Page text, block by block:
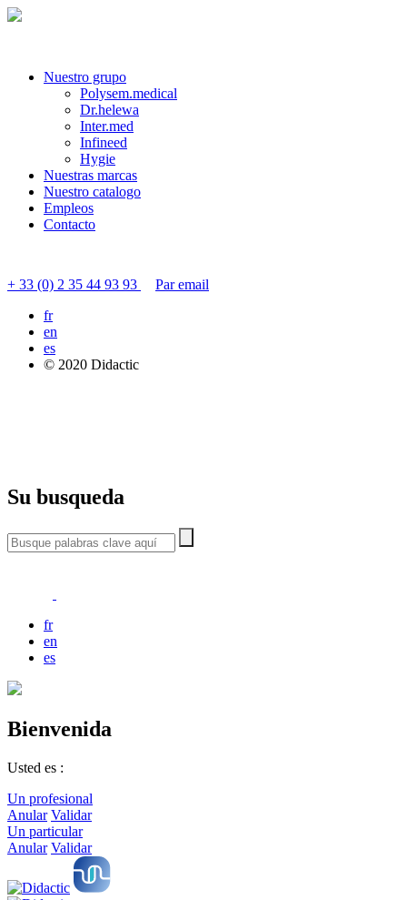
Nuestro grupo
Polysem.medical
Dr.helewa
Inter.med
Infineed
Hygie
Nuestras marcas
Nuestro catalogo
Empleos
Contacto
+ 33 (0) 2 35 44 93 93
Par email
fr
en
es
© 2020 Didactic
Su busqueda
fr
en
es
Bienvenida
Usted es :
Un profesional
Anular Validar
Un particular
Anular Validar